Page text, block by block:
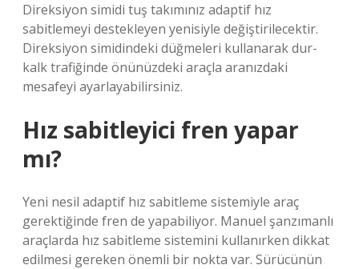
Direksiyon simidi tuş takımınız adaptif hız
sabitlemeyi destekleyen yenisiyle değiştirilecektir.
Direksiyon simidindeki düğmeleri kullanarak dur-
kalk trafiğinde önünüzdeki araçla aranızdaki
mesafeyi ayarlayabilirsiniz.
Hız sabitleyici fren yapar
mı?
Yeni nesil adaptif hız sabitleme sistemiyle araç
gerektiğinde fren de yapabiliyor. Manuel şanzımanlı
araçlarda hız sabitleme sistemini kullanırken dikkat
edilmesi gereken önemli bir nokta var. Sürücünün